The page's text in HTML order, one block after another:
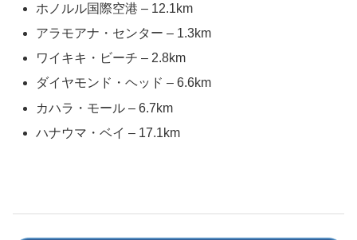
ホノルル国際空港 – 12.1km
アラモアナ・センター – 1.3km
ワイキキ・ビーチ – 2.8km
ダイヤモンド・ヘッド – 6.6km
カハラ・モール – 6.7km
ハナウマ・ベイ – 17.1km